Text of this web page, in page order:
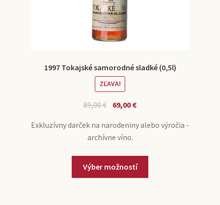
1997 Tokajské samorodné sladké (0,5l)
ZĽAVA!
89,00€ 69,00€
Exkluzívny darček na narodeniny alebo výročia -
archívne víno.
Výber možností